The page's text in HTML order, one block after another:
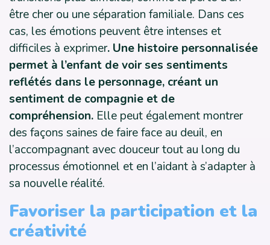
être cher ou une séparation familiale. Dans ces
cas, les émotions peuvent être intenses et
difficiles à exprimer. Une histoire personnalisée
permet à l’enfant de voir ses sentiments
reflétés dans le personnage, créant un
sentiment de compagnie et de
compréhension. Elle peut également montrer
des façons saines de faire face au deuil, en
l’accompagnant avec douceur tout au long du
processus émotionnel et en l’aidant à s’adapter à
sa nouvelle réalité.
Favoriser la participation et la
créativité